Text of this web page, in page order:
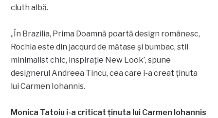
cluth albă.
„În Brazilia, Prima Doamnă poartă design românesc,
Rochia este din jacqurd de mătase și bumbac, stil
minimalist chic, inspirație New Look’, spune
designerul Andreea Tincu, cea care i-a creat ținuta
lui Carmen Iohannis.
Monica Tatoiu i-a criticat ținuta lui Carmen Iohannis